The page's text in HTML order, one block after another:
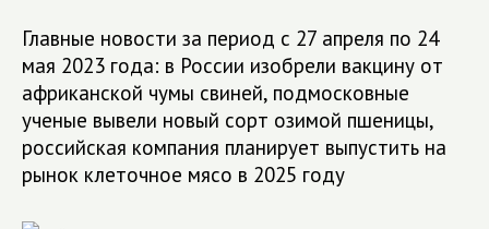
Главные новости за период с 27 апреля по 24
мая 2023 года: в России изобрели вакцину от
африканской чумы свиней, подмосковные
ученые вывели новый сорт озимой пшеницы,
российская компания планирует выпустить на
рынок клеточное мясо в 2025 году